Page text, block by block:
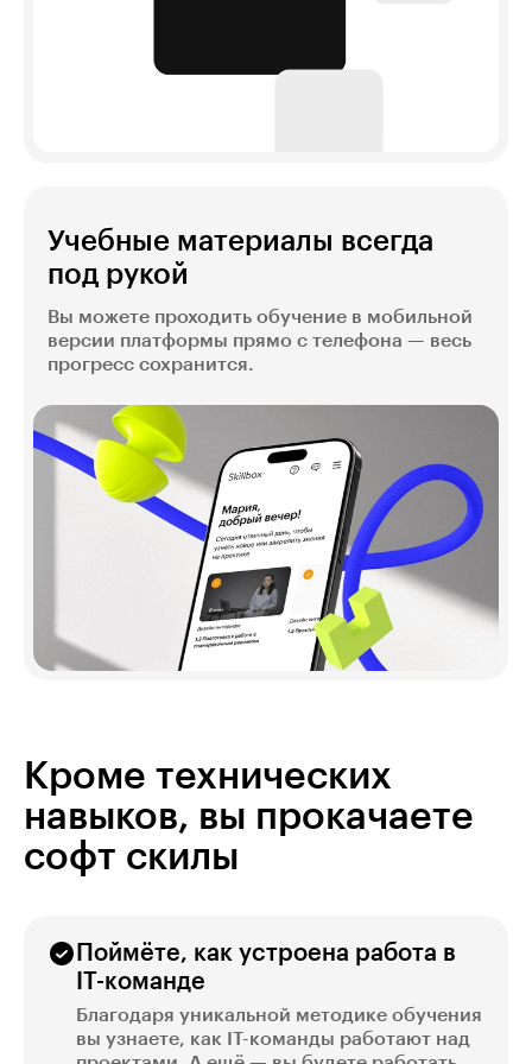
Учебные материалы всегда
под рукой
Вы можете проходить обучение в мобильной
версии платформы прямо с телефона — весь
прогресс сохранится.
Кроме технических
навыков, вы прокачаете
софт скилы
Поймёте, как устроена работа в
IT-команде
Благодаря уникальной методике обучения
вы узнаете, как IT-команды работают над